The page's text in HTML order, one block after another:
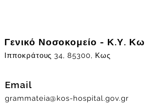
Γενικό Νοσοκομείο - Κ.Υ. Κω
Ιπποκράτους 34, 85300, Κως
Email
grammateia@kos-hospital.gov.gr